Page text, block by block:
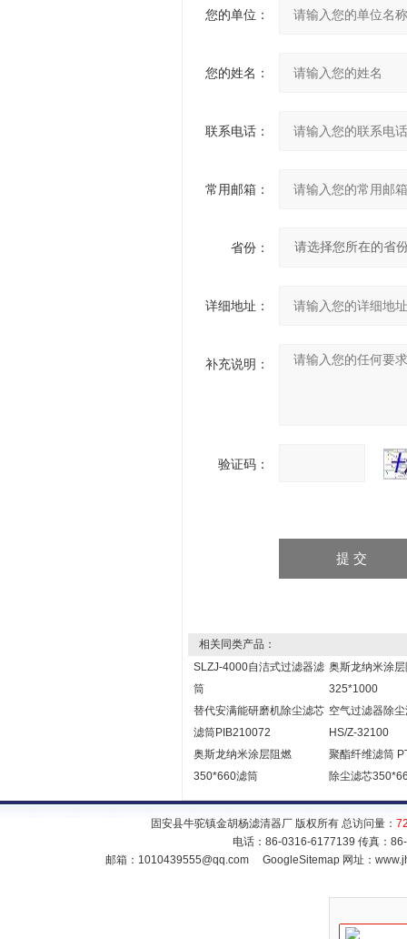
您的单位：
您的姓名：
联系电话：
常用邮箱：
省份：
详细地址：
补充说明：
验证码：
相关同类产品：
SLZJ-4000自洁式过滤器滤
筒
奥斯龙纳米涂
325*1000
替代安满能研磨机除尘滤芯
滤筒PIB210072
空气过滤器除
HS/Z-32100
奥斯龙纳米涂层阻燃
350*660滤筒
聚酯纤维滤筒
除尘滤芯
固安县牛驼镇金胡杨滤清器厂 版权所有 总访问量：
电话：86-0316-6177139 传真：
邮箱： 1010439555@qq.com GoogleSitemap网址：